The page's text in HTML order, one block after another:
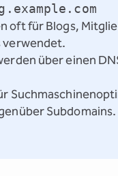
oft für Blogs,
verwendet.
über einen
Subdomains.